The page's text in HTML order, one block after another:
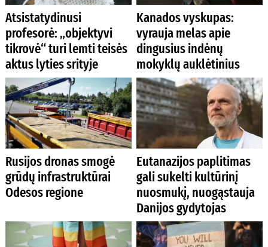
Atsistatydinusi
profesorė: „objektyvi
tikrovė“ turi lemti teisės
aktus lyties srityje
Kanados vyskupas:
vyrauja melas apie
dingusius indėnų
mokyklų auklėtinius
Rusijos dronas smogė
grūdų infrastruktūrai
Odesos regione
Eutanazijos paplitimas
gali sukelti kultūrinį
nuosmukį, nuogąstauja
Danijos gydytojas